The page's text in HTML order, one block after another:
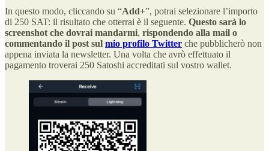
In questo modo, cliccando su “Add+”, potrai selezionare l’importo
di 250 SAT: il risultato che otterrai è il seguente. Questo sarà lo
screenshot che dovrai mandarmi, rispondendo alla mail o
commentando il post sul mio profilo Twitter che pubblicherò non
appena inviata la newsletter. Una volta che avrò effettuato il
pagamento troverai 250 Satoshi accreditati sul vostro wallet.